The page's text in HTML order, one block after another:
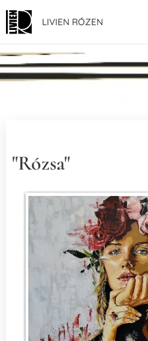
LIVIEN RÓZEN
.
"Rózsa"